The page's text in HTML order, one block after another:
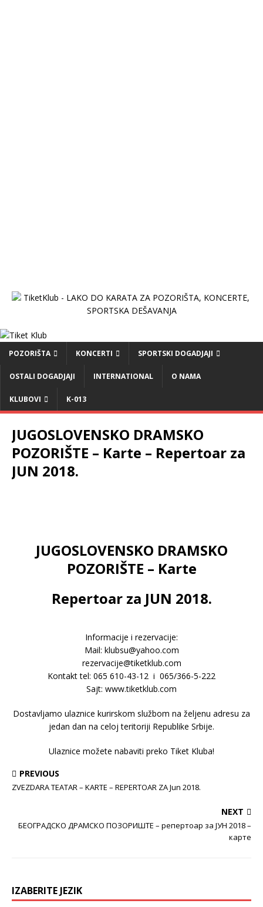
POZORIŠTA KONCERTI SPORTSKI DOGADJAJI
OSTALI DOGADJAJI INTERNATIONAL O NAMA
KLUBOVI K-013
JUGOSLOVENSKO DRAMSKO
POZORIŠTE – Karte – Repertoar za
JUN 2018.
JUGOSLOVENSKO DRAMSKO
POZORIŠTE – Karte
Repertoar za JUN 2018.
Informacije i rezervacije:
Mail: klubsu@yahoo.com
rezervacije@tiketklub.com
Kontakt tel: 065 610-43-12 i 065/366-5-222
Sajt: www.tiketklub.com
Dostavljamo ulaznice kurirskom službom na željenu adresu za
jedan dan na celoj teritoriji Republike Srbije.
Ulaznice možete nabaviti preko Tiket Kluba!
PREVIOUS
ZVEZDARA TEATAR – KARTE – REPERTOAR ZA Jun 2018.
NEXT
БЕОГРАДСКО ДРАМСКО ПОЗОРИШТЕ – репертоар за JУН 2018 –
карте
IZABERITE JEZIK